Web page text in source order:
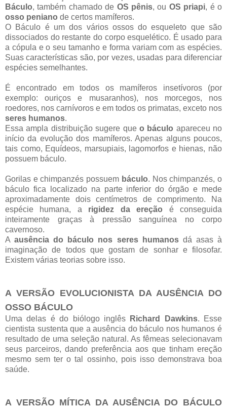
Báculo, também chamado de OS pênis, ou OS priapi, é o
osso peniano de certos mamíferos.
O Báculo é um dos vários ossos do esqueleto que são
dissociados do restante do corpo esquelético. É usado para
a cópula e o seu tamanho e forma variam com as espécies.
Suas características são, por vezes, usadas para diferenciar
espécies semelhantes.
É encontrado em todos os mamíferos insetívoros (por
exemplo: ouriços e musaranhos), nos morcegos, nos
roedores, nos carnívoros e em todos os primatas, exceto nos
seres humanos.
Essa ampla distribuição sugere que o báculo apareceu no
início da evolução dos mamíferos. Apenas alguns poucos,
tais como, Equídeos, marsupiais, lagomorfos e hienas, não
possuem báculo.
Gorilas e chimpanzés possuem báculo. Nos chimpanzés, o
báculo fica localizado na parte inferior do órgão e mede
aproximadamente dois centímetros de comprimento. Na
espécie humana, a rigidez da ereção é conseguida
inteiramente graças à pressão sanguínea no corpo
cavernoso.
Aausência do báculo nos seres humanosdá asas à
imaginação de todos que gostam de sonhar e filosofar.
Existem várias teorias sobre isso.
A VERSÃO EVOLUCIONISTA DA AUSÊNCIA DO
OSSO BÁCULO
Uma delas é do biólogo inglês Richard Dawkins. Esse
cientista sustenta que a ausência do báculo nos humanos é
resultado de uma seleção natural. As fêmeas selecionavam
seus parceiros, dando preferência aos que tinham ereção
mesmo sem ter o tal ossinho, pois isso demonstrava boa
saúde.
A VERSÃO MÍTICA DA AUSÊNCIA DO BÁCULO